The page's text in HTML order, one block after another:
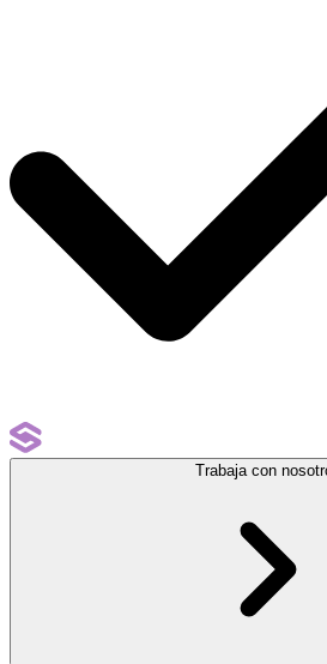
Trabaja con